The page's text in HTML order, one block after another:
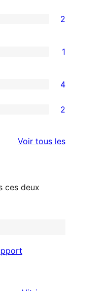
2
1
4
2
Voir tous lesavis
ces deux